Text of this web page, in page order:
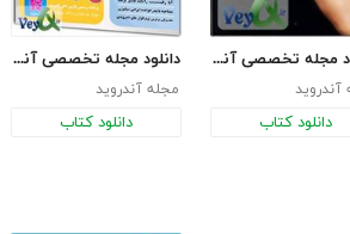
دانلود مجله تخصصی آندروید - شماره دوم
آندروید
دانلود کتاب
دانلود مجله تخصصی آندروید - شماره سوم
مجله آندروید
دانلود کتاب